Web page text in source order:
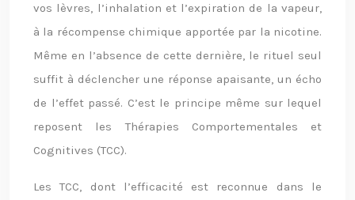
vos lèvres, l’inhalation et l’expiration de la vapeur,
à la récompense chimique apportée par la nicotine.
Même en l’absence de cette dernière, le rituel seul
suffit à déclencher une réponse apaisante, un écho
de l’effet passé. C’est le principe même sur lequel
reposent les Thérapies Comportementales et
Cognitives (TCC).
Les TCC, dont l’efficacité est reconnue dans le